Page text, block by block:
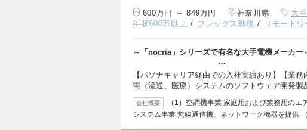
600万円 ～ 849万円 神奈川県 大
年収600万以上
フレックス勤務 リモート
～「nocria」シリーズで有名な
…
【パソナキャリア経由での入社実績あり】【業
需（流通、医療）システムのソフトウェア開発
会社概要
（1）空調機事業 家庭用および業務用の
システム事業 無線通信機、ネットワーク機器を提供